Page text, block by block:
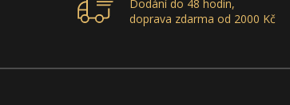
Dodání do 48 hodin,
doprava zdarma od 2000 Kč